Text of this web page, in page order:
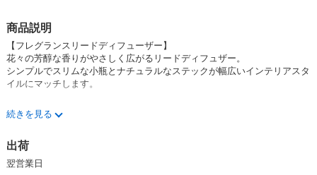
商品説明
【フレグランスリードディフューザー】
花々の芳醇な香りがやさしく広がるリードディフュザー。
シンプルでスリムな小瓶とナチュラルなステックが幅広いインテリアスタ
イルにマッチします。
【香り】
ローズ：ふんわり華やかなローズの香り。
リリー：清楚で可憐なリリーブーケの香り。
続きを見る
出荷
翌営業日